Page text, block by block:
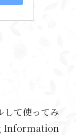
して使ってみ
Information